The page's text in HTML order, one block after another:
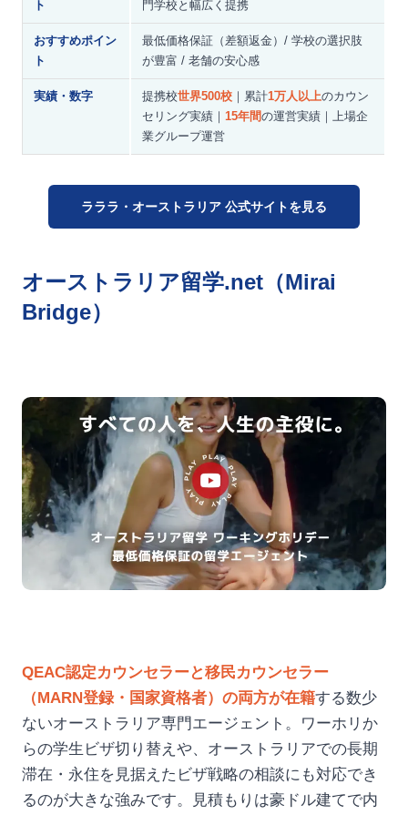
ト
門学校と幅広く提携
おすすめポイン
ト
最低価格保証（差額返金）/ 学校の選択肢
が豊富 / 老舗の安心感
実績・数字 提携校世界500校 ｜累計1万人以上のカウン
セリング実績｜ 15年間の運営実績｜上場企
業グループ運営
ラララ・オーストラリア 公式サイトを見る
オーストラリア留学.net（Mirai
Bridge）
QEAC認定カウンセラーと移民カウンセラー
（MARN登録・国家資格者）の両方が在籍する数少
ないオーストラリア専門エージェント。ワーホリか
らの学生ビザ切り替えや、オーストラリアでの長期
滞在・永住を見据えたビザ戦略の相談にも対応でき
るのが大きな強みです。見積もりは豪ドル建てで内